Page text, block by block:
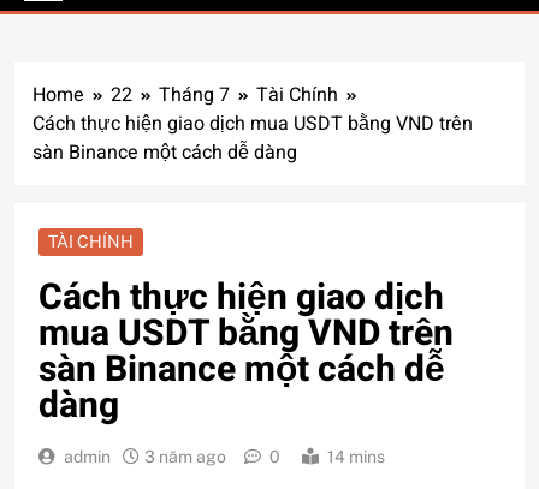
Home 22 Tháng 7
Tài Chính
Cách thực hiện giao dịch mua USDT bằng VND trên
sàn Binance một cách dễ dàng
TÀI CHÍNH
Cách thực hiện giao dịch
mua USDT bằng VND trên
sàn Binance một cách dễ
dàng
admin 3 năm ago 0 14 mins